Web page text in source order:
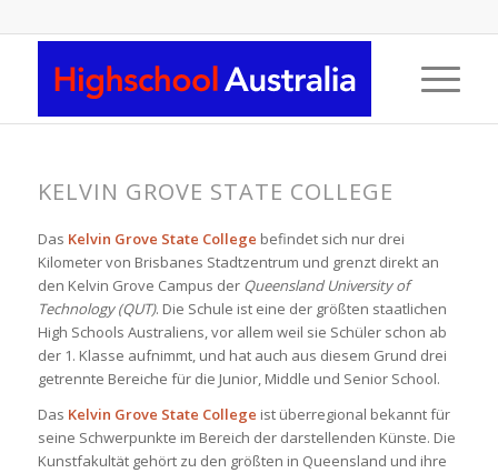
KELVIN GROVE STATE COLLEGE
Das Kelvin Grove State College befindet sich nur drei
Kilometer von Brisbanes Stadtzentrum und grenzt direkt an
den Kelvin Grove Campus der Queensland University of
Technology (QUT). Die Schule ist eine der größten staatlichen
High Schools Australiens, vor allem weil sie Schüler schon ab
der 1. Klasse aufnimmt, und hat auch aus diesem Grund drei
getrennte Bereiche für die Junior, Middle und Senior School.
Das Kelvin Grove State College ist überregional bekannt für
seine Schwerpunkte im Bereich der darstellenden Künste. Die
Kunstfakultät gehört zu den größten in Queensland und ihre